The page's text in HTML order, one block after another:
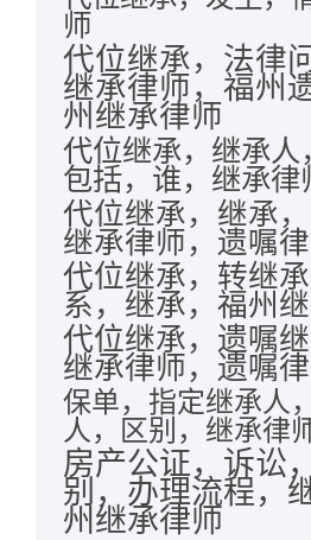
师
代位继承，法律
继承律师，福州
州继承律师
代位继承，继承人
包括，谁，继承律
代位继承，继承，
继承律师，遗嘱
代位继承，转继
系，继承，福州
代位继承，遗嘱继
继承律师，遗嘱
保单，指定继承人
人，区别，继承律
房产公证，诉讼
别，办理流程，
州继承律师